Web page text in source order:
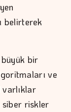
belirterek
bir
ve
siber riskler